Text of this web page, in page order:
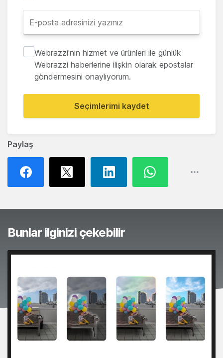
Paylaş
Webrazzi'nin hizmet ve ürünleri ile günlük
Webrazzi haberlerine ilişkin olarak epostalar
göndermesini onaylıyorum.
Seçimlerimi kaydet
Bunlar ilginizi çekebilir